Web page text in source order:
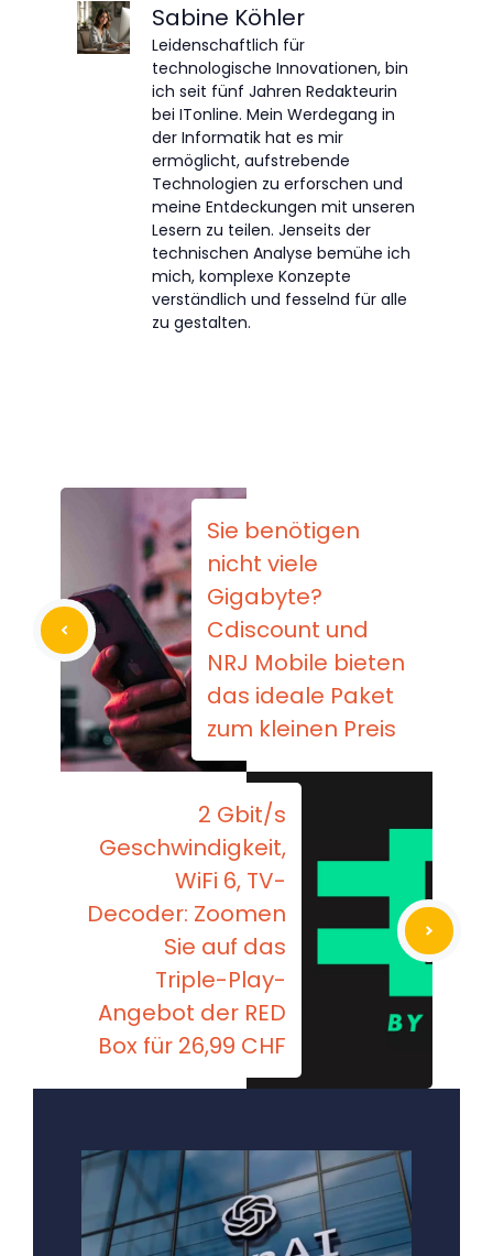
Sabine Köhler
Leidenschaftlich für
technologische Innovationen, bin
ich seit fünf Jahren Redakteurin
bei ITonline. Mein Werdegang in
der Informatik hat es mir
ermöglicht, aufstrebende
Technologien zu erforschen und
meine Entdeckungen mit unseren
Lesern zu teilen. Jenseits der
technischen Analyse bemühe ich
mich, komplexe Konzepte
verständlich und fesselnd für alle
zu gestalten.
Sie benötigen
nicht viele
Gigabyte?
Cdiscount und
NRJ Mobile bieten
das ideale Paket
zum kleinen Preis
2 Gbit/s
Geschwindigkeit,
WiFi 6, TV-
Decoder: Zoomen
Sie auf das
Triple-Play-
Angebot der RED
Box für 26,99 CHF